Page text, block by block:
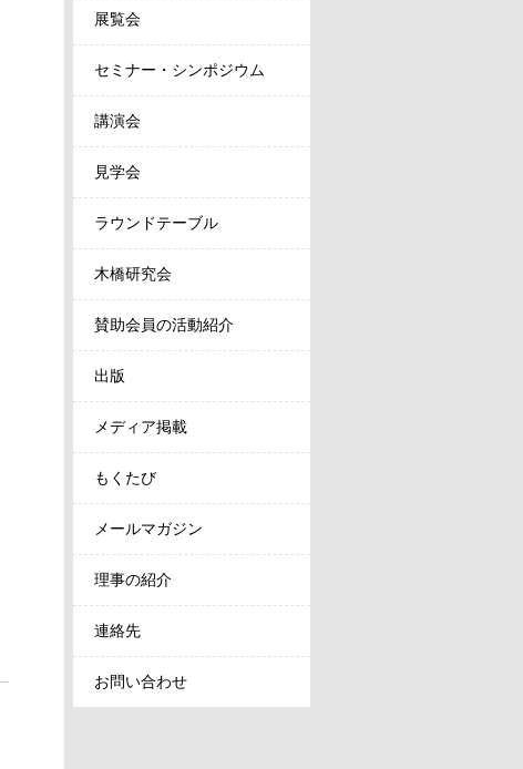
展覧会
セミナー・シンポジウム
講演会
見学会
ラウンドテーブル
木橋研究会
賛助会員の活動紹介
出版
メディア掲載
もくたび
メールマガジン
理事の紹介
連絡先
お問い合わせ